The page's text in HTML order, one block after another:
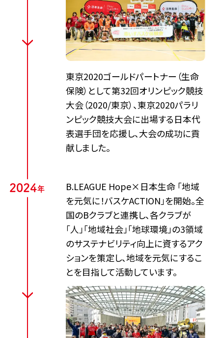
東京2020ゴールドパートナー（生命
保険）として第32回オリンピック競技
大会（2020/東京）、東京2020パラリ
ンピック競技大会に出場する日本代
表選手団を応援し、大会の成功に貢
献しました。
2024年
B.LEAGUE Hope×日本生命 「地域
を元気に！バスケACTION」を開始。全
国のBクラブと連携し、各クラブが
「人」「地域社会」「地球環境」の3領域
のサステナビリティ向上に資するアク
ションを策定し、地域を元気にするこ
とを目指して活動しています。